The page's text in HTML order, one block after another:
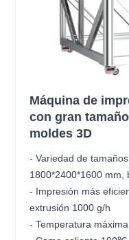
Máquina de
con gran
moldes 3D
- Variedad de
1800*2400*1600 mm,
- Impresión más
extrusión 1000 g/h
- Temperatura